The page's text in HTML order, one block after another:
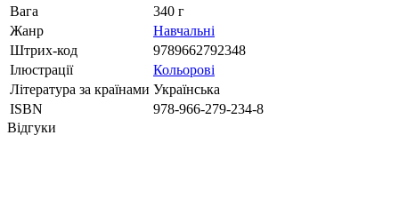
Вага
340 г
Жанр
Навчальні
Штрих-код
9789662792348
Ілюстрації
Кольорові
Література за країнами Українська
ISBN
978-966-279-234-8
Відгуки